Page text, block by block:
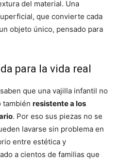
del material. Una
que convierte cada
objeto único, pensado para
para la vida real
que una vajilla infantil no
también resistente a los
. Por eso sus piezas no se
lavarse sin problema en
entre estética y
a cientos de familias que